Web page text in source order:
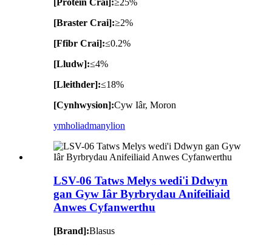
[Protein Crai]:≥25%
[Braster Crai]:≥2%
[Ffibr Crai]:≤0.2%
[Lludw]:≤4%
[Lleithder]:≤18%
[Cynhwysion]:Cyw Iâr, Moron
ymholiadmanylion
LSV-06 Tatws Melys wedi'i Ddwyn
gan Gyw Iâr Byrbrydau Anifeiliaid
Anwes Cyfanwerthu
[Brand]:Blasus